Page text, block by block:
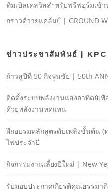
ทิมเบิลเคลวิสสําหรับฟรีฟอร์มเข้า
กราวด์วายแคล้มป์ | GROUND
ข่าวประชาสัมพันธ์ | KPC
ก้าวสู่ปีที่ 50 กิจพูนชัย | 50th
ติดตั้งระบบพลังงานแสงอาทิตย์เ
ด้วยพลังงานทดแทน
ฝึกอบรมหลักสูตรดับเพลิงขั้นต้น
ไฟประจําปี
กิจกรรมงานเลี้ยงปีใหม่ | New
รับมอบประกาศเกียรติคุณธรรมา